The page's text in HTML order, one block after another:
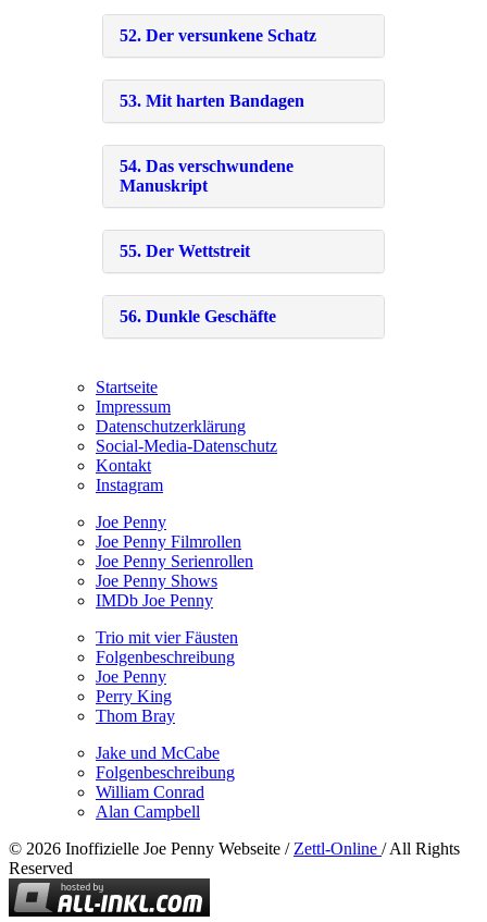
52. Der versunkene Schatz
53. Mit harten Bandagen
54. Das verschwundene
Manuskript
55. Der Wettstreit
56. Dunkle Geschäfte
Startseite
Impressum
Datenschutzerklärung
Social-Media-Datenschutz
Kontakt
Instagram
Joe Penny
Joe Penny Filmrollen
Joe Penny Serienrollen
Joe Penny Shows
IMDb Joe Penny
Trio mit vier Fäusten
Folgenbeschreibung
Joe Penny
Perry King
Thom Bray
Jake und McCabe
Folgenbeschreibung
William Conrad
Alan Campbell
© 2026 Inoffizielle Joe Penny Webseite / Zettl-Online / All Rights
Reserved